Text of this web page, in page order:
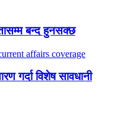
बन्द हुनसक्छ
गर्दा विशेष सावधानी